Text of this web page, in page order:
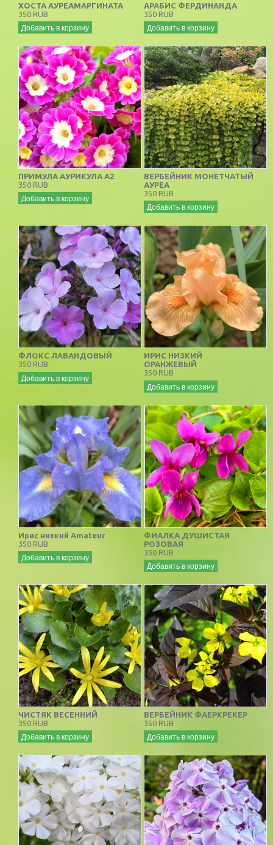
ХОСТА АУРЕАМАРГИНАТА
350 RUB
Добавить в корзину
АРАБИС ФЕРДИНАНДА
350 RUB
Добавить в корзину
ПРИМУЛА АУРИКУЛА А2
350 RUB
Добавить в корзину
ВЕРБЕЙНИК МОНЕТЧАТЫЙ
АУРЕА
350 RUB
Добавить в корзину
ФЛОКС ЛАВАНДОВЫЙ
350 RUB
Добавить в корзину
ИРИС НИЗКИЙ
ОРАНЖЕВЫЙ
350 RUB
Добавить в корзину
Ирис низкий Amateur
350 RUB
Добавить в корзину
ФИАЛКА ДУШИСТАЯ
РОЗОВАЯ
350 RUB
Добавить в корзину
ЧИСТЯК ВЕСЕННИЙ
350 RUB
Добавить в корзину
ВЕРБЕЙНИК ФАЕРКРЕКЕР
350 RUB
Добавить в корзину